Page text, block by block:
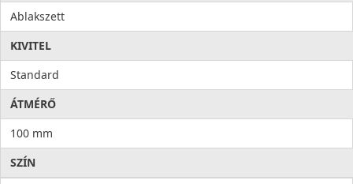
Ablakszett
KIVITEL
Standard
ÁTMÉRŐ
100 mm
SZÍN